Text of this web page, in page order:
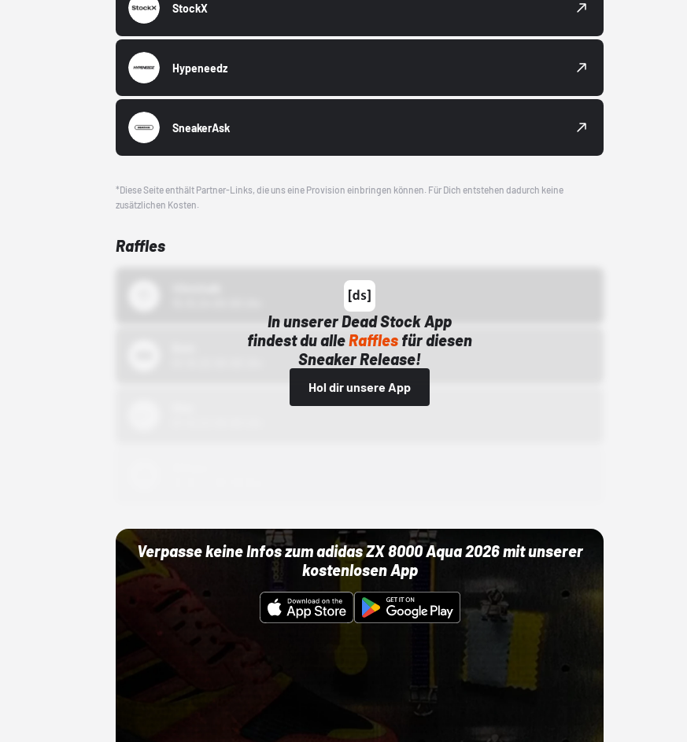
StockX
Hypeneedz
SneakerAsk
*Diese Seite enthält Partner-Links, die uns eine Provision einbringen können. Für Dich entstehen dadurch keine
zusätzlichen Kosten.
Raffles
In unserer Dead Stock App
findest du alleRaffles für diesen
Sneaker Release!
Hol dir unsere App
Verpasse keine Infos zum adidas ZX 8000 Aqua 2026 mit unserer
kostenlosen App